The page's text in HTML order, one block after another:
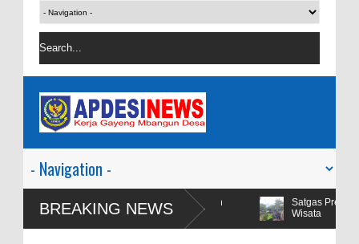
BREAKING NEWS
Disewakan Apalagi Viral Salah
Satgas Preventif Polres